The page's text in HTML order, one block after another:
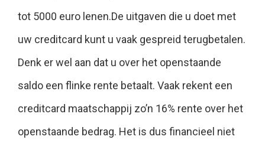
tot 5000 euro lenen.De uitgaven die u doet met
uw creditcard kunt u vaak gespreid terugbetalen.
Denk er wel aan dat u over het openstaande
saldo een flinke rente betaalt. Vaak rekent een
creditcard maatschappij zo’n 16% rente over het
openstaande bedrag. Het is dus financieel niet